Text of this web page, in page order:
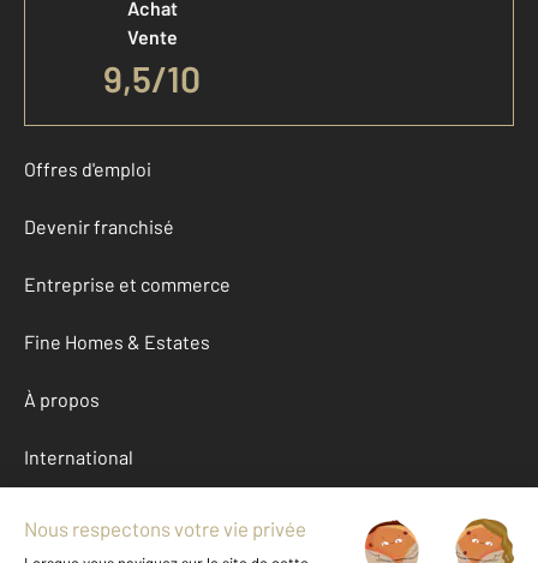
Achat
Vente
9,5/10
Offres d'emploi
Devenir franchisé
Entreprise et commerce
Fine Homes & Estates
À propos
International